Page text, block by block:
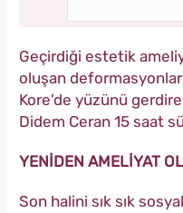
Geçirdiği estetik
oluşan
Kore'de yüzünü
Didem Ceran 15 saat
YENİDEN AMELİYAT
Son halini sık sık